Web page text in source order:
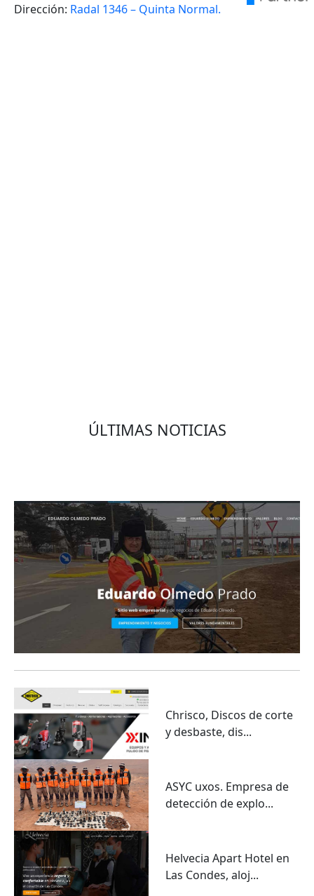
Dirección: Radal 1346 – Quinta Normal.
ÚLTIMAS NOTICIAS
Chrisco, Discos de corte
y desbaste, dis...
ASYC uxos. Empresa de
detección de explo...
Helvecia Apart Hotel en
Las Condes, aloj...